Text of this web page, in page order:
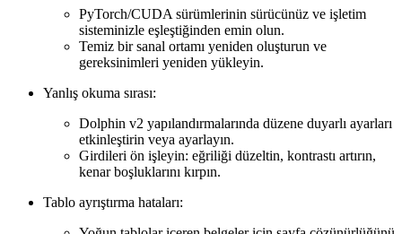
PyTorch/CUDA sürümlerinin sürücünüz ve işletim
sisteminizle eşleştiğinden emin olun.
Temiz bir sanal ortamı yeniden oluşturun ve
gereksinimleri yeniden yükleyin.
Yanlış okuma sırası:
Dolphin v2 yapılandırmalarında düzene duyarlı ayarları
etkinleştirin veya ayarlayın.
Girdileri ön işleyin: eğriliği düzeltin, kontrastı artırın,
kenar boşluklarını kırpın.
Tablo ayrıştırma hataları: